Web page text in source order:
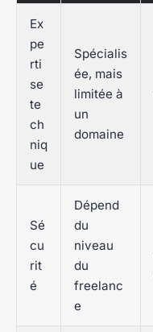
Ex
pe
rti
se
te
ch
niq
ue
Spécialis
ée, mais
limitée à
un
domaine
Sé
cu
rit
é
Dépend
du
niveau
du
freelanc
e